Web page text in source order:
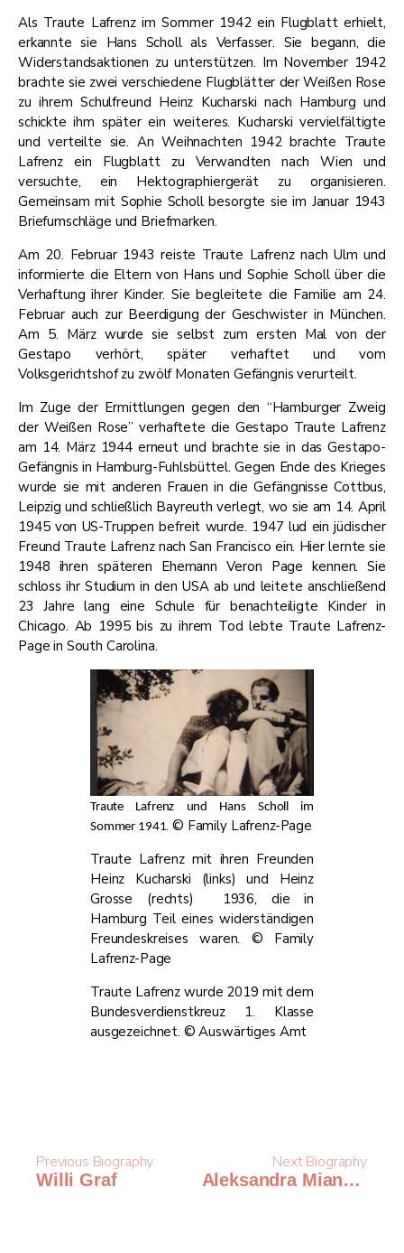
Als Traute Lafrenz im Sommer 1942 ein Flugblatt erhielt,
erkannte sie Hans Scholl als Verfasser. Sie begann, die
Widerstandsaktionen zu unterstützen. Im November 1942
brachte sie zwei verschiedene Flugblätter der Weißen Rose
zu ihrem Schulfreund Heinz Kucharski nach Hamburg und
schickte ihm später ein weiteres. Kucharski vervielfältigte
und verteilte sie. An Weihnachten 1942 brachte Traute
Lafrenz ein Flugblatt zu Verwandten nach Wien und
versuchte, ein Hektographiergerät zu organisieren.
Gemeinsam mit Sophie Scholl besorgte sie im Januar 1943
Briefumschläge und Briefmarken.
Am 20. Februar 1943 reiste Traute Lafrenz nach Ulm und
informierte die Eltern von Hans und Sophie Scholl über die
Verhaftung ihrer Kinder. Sie begleitete die Familie am 24.
Februar auch zur Beerdigung der Geschwister in München.
Am 5. März wurde sie selbst zum ersten Mal von der
Gestapo verhört, später verhaftet und vom
Volksgerichtshof zu zwölf Monaten Gefängnis verurteilt.
Im Zuge der Ermittlungen gegen den “Hamburger Zweig
der Weißen Rose” verhaftete die Gestapo Traute Lafrenz
am 14. März 1944 erneut und brachte sie in das Gestapo-
Gefängnis in Hamburg-Fuhlsbüttel. Gegen Ende des Krieges
wurde sie mit anderen Frauen in die Gefängnisse Cottbus,
Leipzig und schließlich Bayreuth verlegt, wo sie am 14. April
1945 von US-Truppen befreit wurde. 1947 lud ein jüdischer
Freund Traute Lafrenz nach San Francisco ein. Hier lernte sie
1948 ihren späteren Ehemann Veron Page kennen. Sie
schloss ihr Studium in den USA ab und leitete anschließend
23 Jahre lang eine Schule für benachteiligte Kinder in
Chicago. Ab 1995 bis zu ihrem Tod lebte Traute Lafrenz-
Page in South Carolina.
Traute Lafrenz und Hans Scholl im
Sommer 1941. © Family Lafrenz-Page
Traute Lafrenz mit ihren Freunden
Heinz Kucharski (links) und Heinz
Grosse (rechts) 1936, die in
Hamburg Teil eines widerständigen
Freundeskreises waren. © Family
Lafrenz-Page
Traute Lafrenz wurde 2019 mit dem
Bundesverdienstkreuz 1. Klasse
ausgezeichnet. ​© ​Auswärtiges Amt​
Previous Biography
Willi Graf
Next Biography
Aleksandra Mianowska